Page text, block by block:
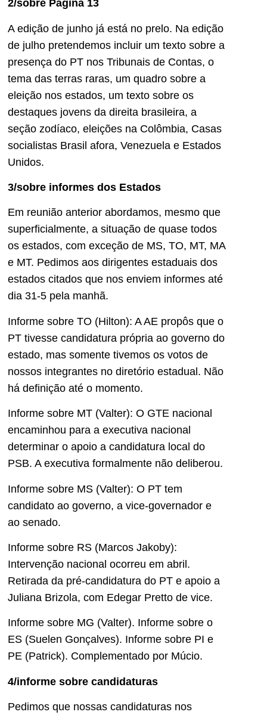
2/sobre Página 13
A edição de junho já está no prelo. Na edição
de julho pretendemos incluir um texto sobre a
presença do PT nos Tribunais de Contas, o
tema das terras raras, um quadro sobre a
eleição nos estados, um texto sobre os
destaques jovens da direita brasileira, a
seção zodíaco, eleições na Colômbia, Casas
socialistas Brasil afora, Venezuela e Estados
Unidos.
3/sobre informes dos Estados
Em reunião anterior abordamos, mesmo que
superficialmente, a situação de quase todos
os estados, com exceção de MS, TO, MT, MA
e MT. Pedimos aos dirigentes estaduais dos
estados citados que nos enviem informes até
dia 31-5 pela manhã.
Informe sobre TO (Hilton): A AE propôs que o
PT tivesse candidatura própria ao governo do
estado, mas somente tivemos os votos de
nossos integrantes no diretório estadual. Não
há definição até o momento.
Informe sobre MT (Valter): O GTE nacional
encaminhou para a executiva nacional
determinar o apoio a candidatura local do
PSB. A executiva formalmente não deliberou.
Informe sobre MS (Valter): O PT tem
candidato ao governo, a vice-governador e
ao senado.
Informe sobre RS (Marcos Jakoby):
Intervenção nacional ocorreu em abril.
Retirada da pré-candidatura do PT e apoio a
Juliana Brizola, com Edegar Pretto de vice.
Informe sobre MG (Valter). Informe sobre o
ES (Suelen Gonçalves). Informe sobre PI e
PE (Patrick). Complementado por Múcio.
4/informe sobre candidaturas
Pedimos que nossas candidaturas nos